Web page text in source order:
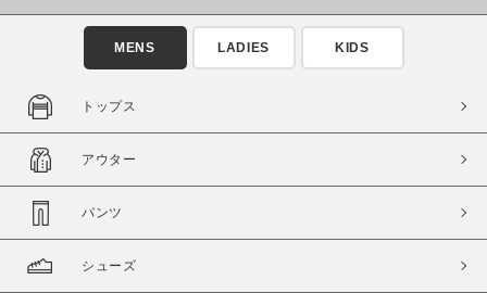
通常商品
セール価格 WEB限定
在庫
在庫あり
MENS LADIES KIDS
トップス
アウター
パンツ
シューズ